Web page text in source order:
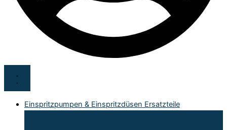
Einspritzpumpen & Einspritzdüsen Ersatzteile